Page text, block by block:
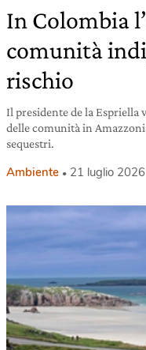
In Colombia
comunità
rischio
Il presidente de la Espriella
delle comunità in
sequestri.
Ambiente 21 luglio 2026